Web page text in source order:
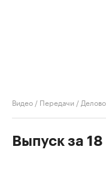
Видео / Передачи /
Выпуск за